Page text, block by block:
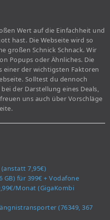
Wert auf die Einfachheit und
hast. Die Webseite wird so
großen Schnick Schnack. Wir
Popups oder Ähnliches. Die
der wichtigsten Faktoren
Solltest du dennoch
der Darstellung eines Deals,
uns auch über Vorschläge
7,95€)
GB) für 399€ + Vodafone
Monat (GigaKombi
(76349, 367